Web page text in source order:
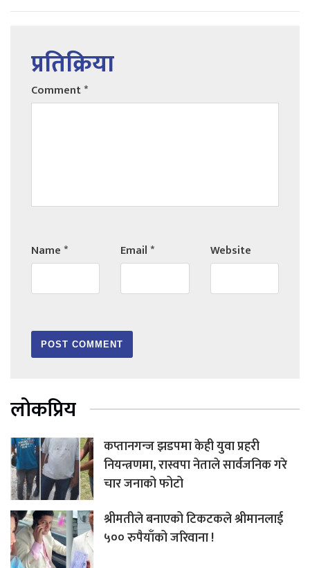
प्रतिक्रिया
Comment*
Name* Email* Website
लोकप्रिय
कप्तानगन्ज झडपमा केही युवा प्रहरी
नियन्त्रणमा, रास्वपा नेताले सार्वजनिक गरे
चार जनाको फोटो
श्रीमतीले बनाएको टिकटकले श्रीमानलाई
५०० रुपैयाँको जरिवाना !